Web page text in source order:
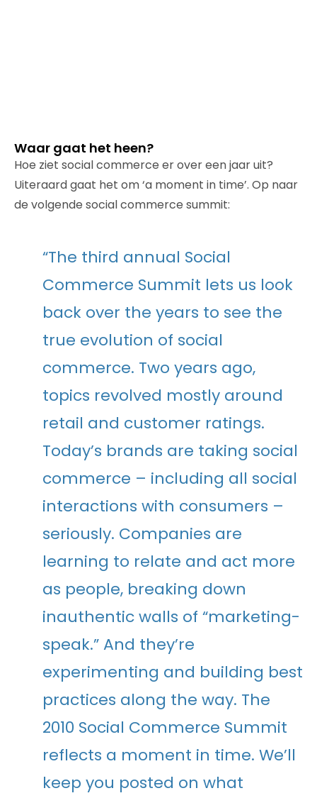
Waar gaat het heen?
Hoe ziet social commerce er over een jaar uit?
Uiteraard gaat het om ‘a moment in time’. Op naar
de volgende social commerce summit:
“The third annual Social
Commerce Summit lets us look
back over the years to see the
true evolution of social
commerce. Two years ago,
topics revolved mostly around
retail and customer ratings.
Today’s brands are taking social
commerce – including all social
interactions with consumers –
seriously. Companies are
learning to relate and act more
as people, breaking down
inauthentic walls of “marketing-
speak.” And they’re
experimenting and building best
practices along the way. The
2010 Social Commerce Summit
reflects a moment in time. We’ll
keep you posted on what